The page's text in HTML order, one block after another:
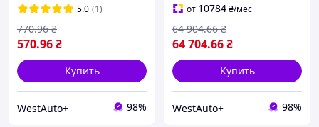
5.0 (1)
570.96₴
770.96 ₴
Купить
WestAuto+ 98%
от 10784₴/мес
64 704.66₴
64 904.66 ₴
Купить
WestAuto+ 98%